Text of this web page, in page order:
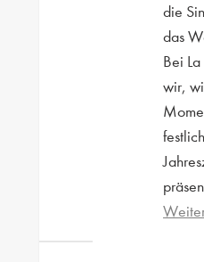
die
das
Bei
wir,